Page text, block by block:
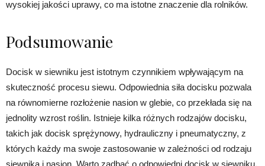
wysokiej jakości uprawy, co ma istotne znaczenie dla rolników.
Podsumowanie
Docisk w siewniku jest istotnym czynnikiem wpływającym na
skuteczność procesu siewu. Odpowiednia siła docisku pozwala
na równomierne rozłożenie nasion w glebie, co przekłada się na
jednolity wzrost roślin. Istnieje kilka różnych rodzajów docisku,
takich jak docisk sprężynowy, hydrauliczny i pneumatyczny, z
których każdy ma swoje zastosowanie w zależności od rodzaju